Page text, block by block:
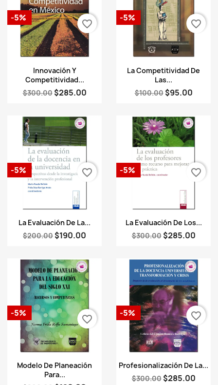
Vista rápida
Innovación Y
Competitividad...
$300.00 $285.00
-5%
favorite_border
Vista rápida
La Competitividad De
Las...
$100.00 $95.00
-5%
favorite_border
Vista rápida
La Evaluación De La...
$200.00 $190.00
-5% favorite_border
Vista rápida
La Evaluación De Los...
$300.00 $285.00
-5% favorite_border
Vista rápida
Modelo De Planeación
Para...
-5%
favorite_border
Vista rápida
Profesionalización De La...
$300.00 $285.00
-5% favorite_border